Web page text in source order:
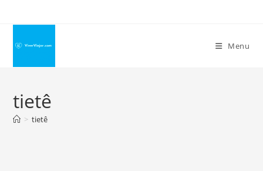
conteúdo
Menu
tietê
> tietê